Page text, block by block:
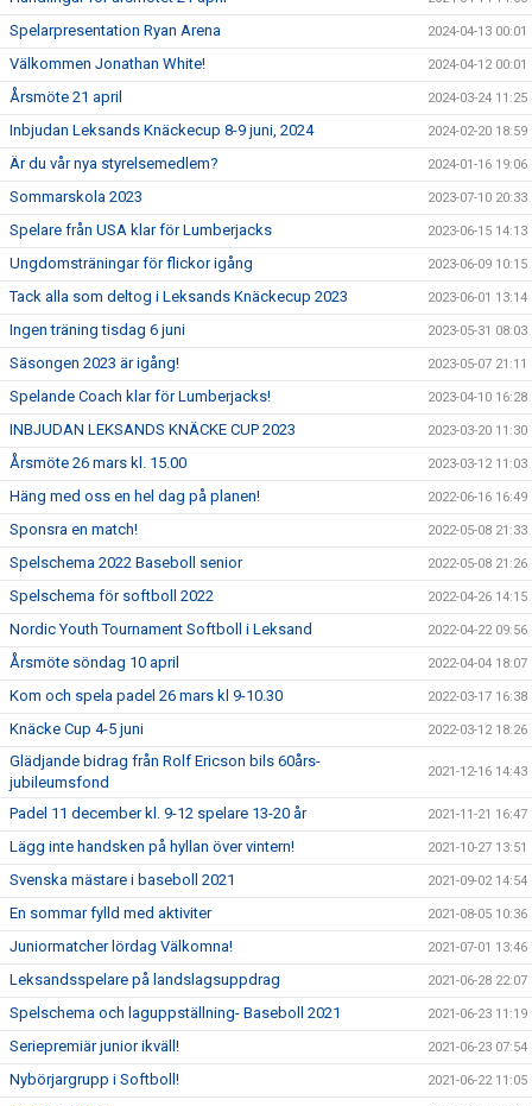
Spelarpresentation Ryan Arena 2024-04-13 00:01
Välkommen Jonathan White! 2024-04-12 00:01
Årsmöte 21 april 2024-03-24 11:25
Inbjudan Leksands Knäckecup 8-9 juni, 2024 2024-02-20 18:59
Är du vår nya styrelsemedlem? 2024-01-16 19:06
Sommarskola 2023 2023-07-10 20:33
Spelare från USA klar för Lumberjacks 2023-06-15 14:13
Ungdomsträningar för flickor igång 2023-06-09 10:15
Tack alla som deltog i Leksands Knäckecup 2023 2023-06-01 13:14
Ingen träning tisdag 6 juni 2023-05-31 08:03
Säsongen 2023 är igång! 2023-05-07 21:11
Spelande Coach klar för Lumberjacks! 2023-04-10 16:28
INBJUDAN LEKSANDS KNÄCKE CUP 2023 2023-03-20 11:30
Årsmöte 26 mars kl. 15.00 2023-03-12 11:03
Häng med oss en hel dag på planen! 2022-06-16 16:49
Sponsra en match! 2022-05-08 21:33
Spelschema 2022 Baseboll senior 2022-05-08 21:26
Spelschema för softboll 2022 2022-04-26 14:15
Nordic Youth Tournament Softboll i Leksand 2022-04-22 09:56
Årsmöte söndag 10 april 2022-04-04 18:07
Kom och spela padel 26 mars kl 9-10.30 2022-03-17 16:38
Knäcke Cup 4-5 juni 2022-03-12 18:26
Glädjande bidrag från Rolf Ericson bils 60års-
jubileumsfond
2021-12-16 14:43
Padel 11 december kl. 9-12 spelare 13-20 år 2021-11-21 16:47
Lägg inte handsken på hyllan över vintern! 2021-10-27 13:51
Svenska mästare i baseboll 2021 2021-09-02 14:54
En sommar fylld med aktiviter 2021-08-05 10:36
Juniormatcher lördag Välkomna! 2021-07-01 13:46
Leksandsspelare på landslagsuppdrag 2021-06-28 22:07
Spelschema och laguppställning- Baseboll 2021 2021-06-23 11:19
Seriepremiär junior ikväll! 2021-06-23 07:54
Nybörjargrupp i Softboll! 2021-06-22 11:05